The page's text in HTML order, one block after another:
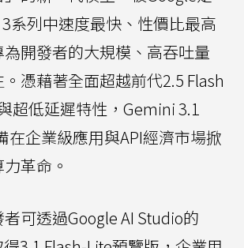
3系列中速度最快、性價比最高
開發者的大規模、高吞吐量
憑藉著全面超越前代2.5 Flash
超低延遲特性，Gemini 3.1
在企業級應用與API經濟市場掀
革命。
可透過Google AI Studio的